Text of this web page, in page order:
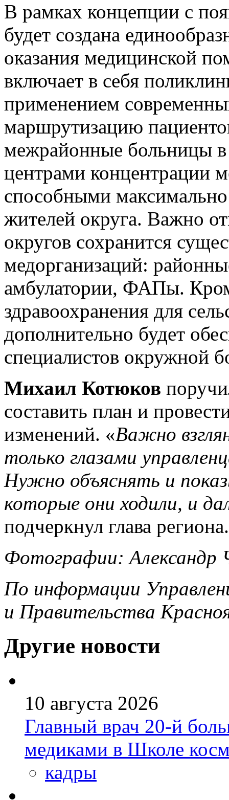
В рамках концепции с
будет создана
оказания медицинской
включает в себя
применением
маршрутизацию
межрайонные больницы в
центрами концентрации
способными максимально
жителей округа. Важно
округов сохранится
медорганизаций:
амбулатории, ФАПы.
здравоохранения для
дополнительно будет
специалистов окружной
Михаил Котюков
составить план и
изменений. «Важно
только глазами
Нужно объяснять и
которые они ходили, и
подчеркнул глава региона.
Фотографии: Александр
По информации
и Правительства
Другие новости
10 августа 2026
Главный врач 20-й
медиками в Школе
кадры